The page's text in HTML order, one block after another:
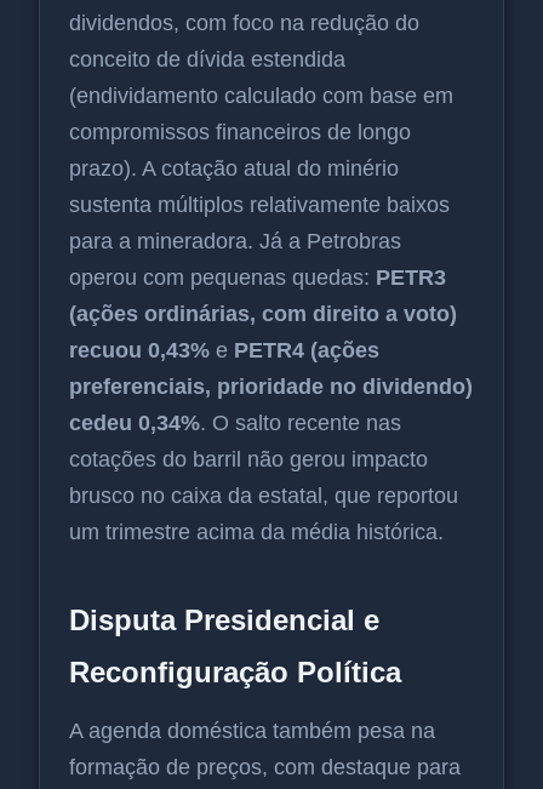
dividendos, com foco na redução do
conceito de dívida estendida
(endividamento calculado com base em
compromissos financeiros de longo
prazo). A cotação atual do minério
sustenta múltiplos relativamente baixos
para a mineradora. Já a Petrobras
operou com pequenas quedas: PETR3
(ações ordinárias, com direito a voto)
recuou 0,43% e PETR4 (ações
preferenciais, prioridade no dividendo)
cedeu 0,34%. O salto recente nas
cotações do barril não gerou impacto
brusco no caixa da estatal, que reportou
um trimestre acima da média histórica.
Disputa Presidencial e
Reconfiguração Política
A agenda doméstica também pesa na
formação de preços, com destaque para